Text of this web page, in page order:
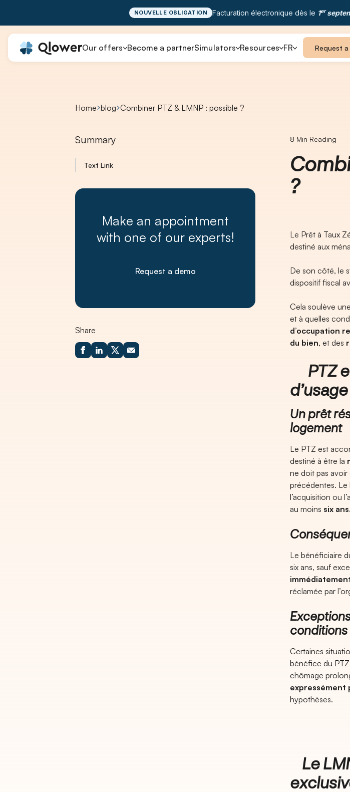
NOUVELLE OBLIGATION Facturation électronique dès le 1er
Our offers Become a partnerSimulators Resources FR Request a
Home blog Combiner PTZ & LMNP : possible ?
Summary
Text Link
Make an appointment
with one of our experts!
Request a demo
Share
8 Min Reading
?
Le Prêt à Taux
destiné aux
De son côté, le
dispositif fiscal
Cela soulève
et à quelles
d’occupation
du bien, et des
PTZ
Un prêt
logement
Le PTZ est
destiné à être la
ne doit pas avoir
précédentes. Le
l’acquisition ou
au moins six
Le bénéficiaire
six ans, sauf
réclamée par
conditions
Certaines
bénéfice du
chômage
expressément
hypothèses.
Le